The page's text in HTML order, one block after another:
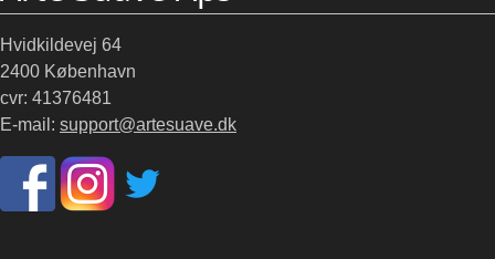
Hvidkildevej 64
2400 København
cvr: 41376481
E-mail: support@artesuave.dk